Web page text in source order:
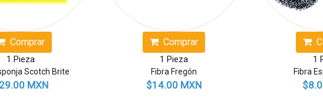
Comprar
Fibra Blanca Scotch Brite
$29.00 MXN
Comprar
Fibra Metálica Chica
$6.00 MXN